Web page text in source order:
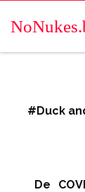
#Duck
De